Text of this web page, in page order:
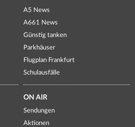
A5 News
A661 News
Günstig tanken
Parkhäuser
Flugplan Frankfurt
Schulausfälle
ON AIR
Sendungen
Aktionen